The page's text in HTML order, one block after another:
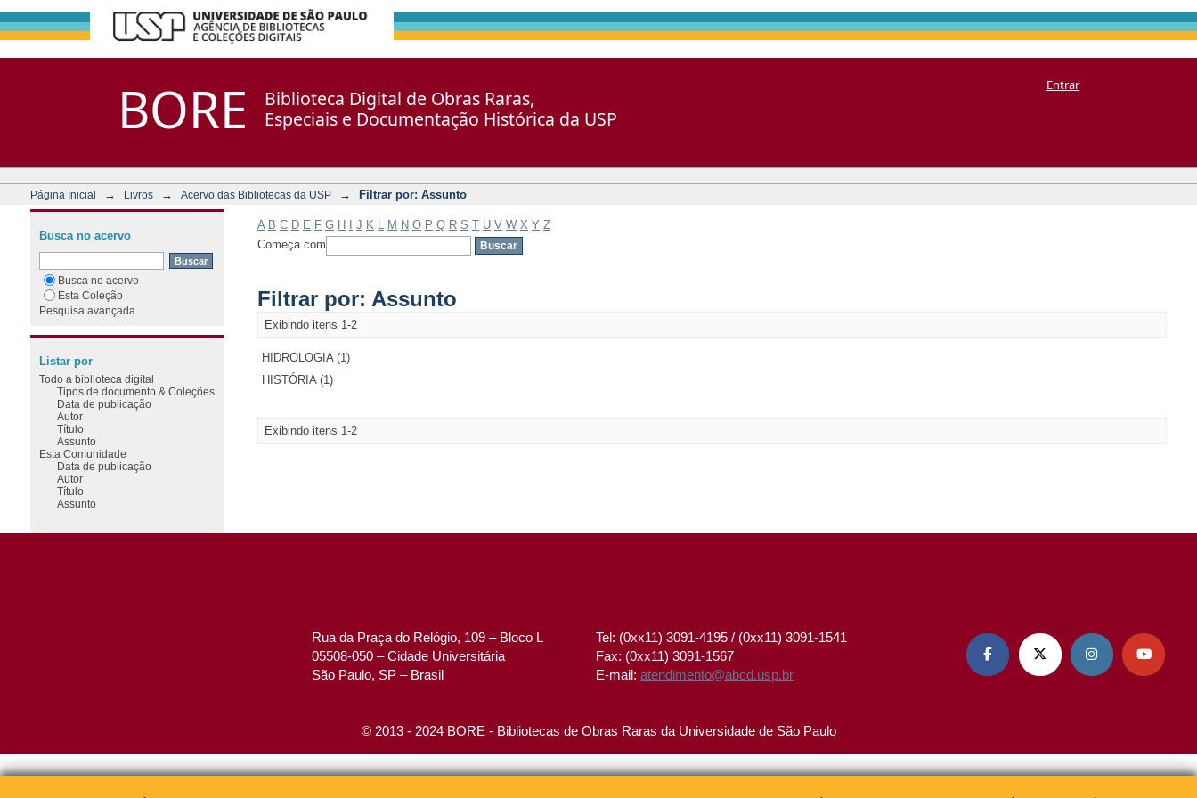
BORE
Biblioteca Digital de Obras Raras,
Especiais e Documentação Histórica da USP
Entrar
Página Inicial → Livros → Acervo das Bibliotecas da USP → Filtrar por: Assunto
A B C D E F G H J K M N O P Q R S T U V W X Y Z
Começa com
Filtrar por: Assunto
Exibindo itens 1-2
HIDROLOGIA (1)
HISTÓRIA (1)
Exibindo itens 1-2
Busca no acervo
Busca no acervo
Esta Coleção
Pesquisa avançada
Listar por
Todo a biblioteca digital
Tipos de documento & Coleções
Data de publicação
Autor
Título
Assunto
Esta Comunidade
Data de publicação
Autor
Título
Assunto
Rua da Praça do Relógio, 109 – Bloco L
05508-050 – Cidade Universitária
São Paulo, SP – Brasil
Tel: (0xx11) 3091-4195 / (0xx11) 3091-1541
Fax: (0xx11) 3091-1567
E-mail:atendimento@abcd.usp.br
   
© 2013 - 2024 BORE - Bibliotecas de Obras Raras da Universidade de São Paulo